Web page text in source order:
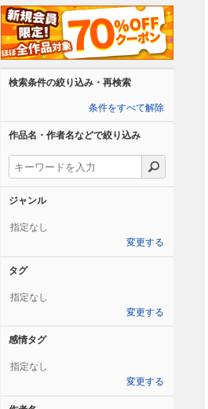
検索条件の絞り込み・再検索
条件をすべて解除
作品名・作者名などで絞り込み
ジャンル
指定なし
変更する
タグ
指定なし
変更する
感情タグ
指定なし
変更する